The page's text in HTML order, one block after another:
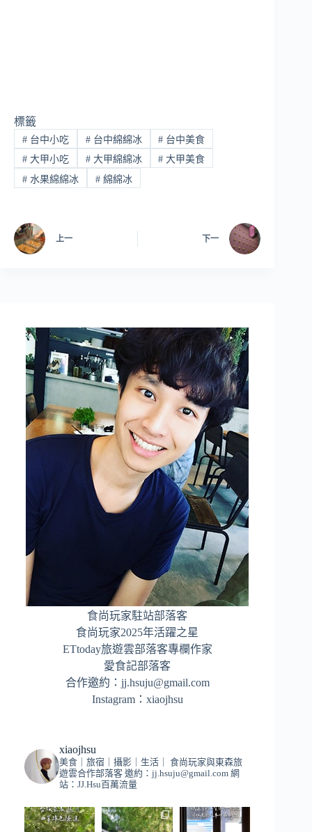
標籤
#台中小吃 #台中綿綿冰 # 台中美食
#大甲小吃 #大甲綿綿冰 # 大甲美食
#水果綿綿冰 #綿綿冰
上一 下一
食尚玩家駐站部落客
食尚玩家2025年活躍之星
ETtoday旅遊雲部落客專欄作家
愛食記部落客
合作邀約： jj.hsuju@gmail.com
Instagram： xiaojhsu
xiaojhsu
美食｜旅宿｜攝影｜生活｜
食尚玩家與東森旅
遊雲合作部落客 邀約： jj.hsuju@gmail.com 網
站：JJ.Hsu百萬流量